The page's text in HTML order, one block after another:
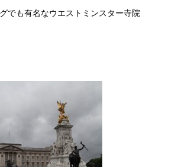
でも有名なウエストミンスター寺院